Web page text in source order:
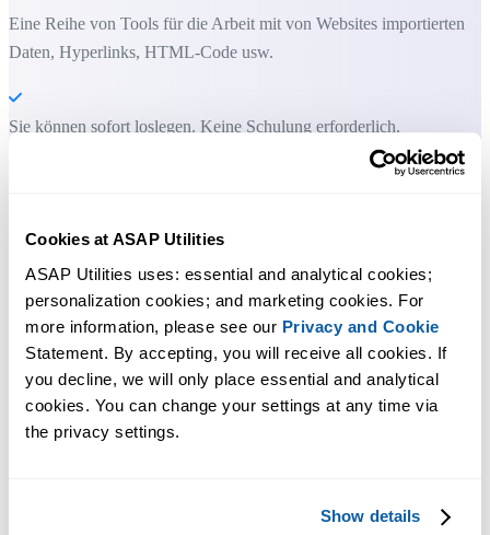
Cookies at ASAP Utilities
ASAP Utilities uses: essential and analytical cookies;
personalization cookies; and marketing cookies. For
more information, please see our Privacy and Cookie
Statement. By accepting, you will receive all cookies. If
you decline, we will only place essential and analytical
cookies. You can change your settings at any time via
the privacy settings.
Show details
Eine Reihe von Tools für die Arbeit mit von Websites importierten
Daten, Hyperlinks, HTML-Code usw.
Sie können sofort loslegen. Keine Schulung erforderlich.
Utilities schließlich täglich.
Vertraut von Teams in über 28.500 Organisationen.
Zeitsparende Excel-Tools